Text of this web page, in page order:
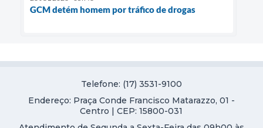
GCM detém homem por tráfico de drogas
Telefone: (17) 3531-9100
Endereço: Praça Conde Francisco Matarazzo, 01 -
Centro | CEP: 15800-031